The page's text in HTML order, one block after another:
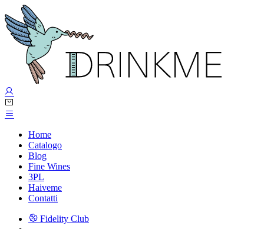
Home
Catalogo
Blog
Fine Wines
3PL
Haiveme
Contatti
Fidelity Club